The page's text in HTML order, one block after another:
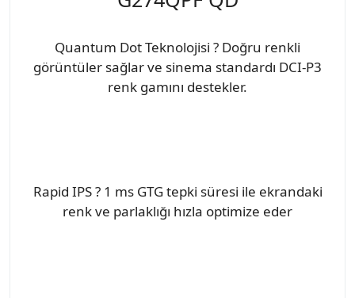
Quantum Dot Teknolojisi ? Doğru renkli
görüntüler sağlar ve sinema standardı DCI-P3
renk gamını destekler.
Rapid IPS ? 1 ms GTG tepki süresi ile ekrandaki
renk ve parlaklığı hızla optimize eder